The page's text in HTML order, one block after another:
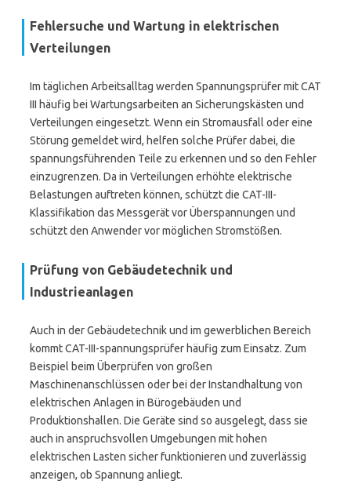
Fehlersuche und Wartung in elektrischen
Verteilungen
Im täglichen Arbeitsalltag werden Spannungsprüfer mit CAT
III häufig bei Wartungsarbeiten an Sicherungskästen und
Verteilungen eingesetzt. Wenn ein Stromausfall oder eine
Störung gemeldet wird, helfen solche Prüfer dabei, die
spannungsführenden Teile zu erkennen und so den Fehler
einzugrenzen. Da in Verteilungen erhöhte elektrische
Belastungen auftreten können, schützt die CAT-III-
Klassifikation das Messgerät vor Überspannungen und
schützt den Anwender vor möglichen Stromstößen.
Prüfung von Gebäudetechnik und
Industrieanlagen
Auch in der Gebäudetechnik und im gewerblichen Bereich
kommt CAT-III-spannungsprüfer häufig zum Einsatz. Zum
Beispiel beim Überprüfen von großen
Maschinenanschlüssen oder bei der Instandhaltung von
elektrischen Anlagen in Bürogebäuden und
Produktionshallen. Die Geräte sind so ausgelegt, dass sie
auch in anspruchsvollen Umgebungen mit hohen
elektrischen Lasten sicher funktionieren und zuverlässig
anzeigen, ob Spannung anliegt.